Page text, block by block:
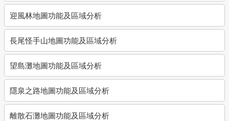
迎風林地圖功能及區域分析
長尾怪手山地圖功能及區域分析
望島灘地圖功能及區域分析
隱泉之路地圖功能及區域分析
離散石灘地圖功能及區域分析